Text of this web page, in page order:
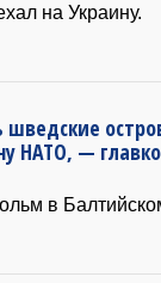
на Украину.
шведские
НАТО, —
в